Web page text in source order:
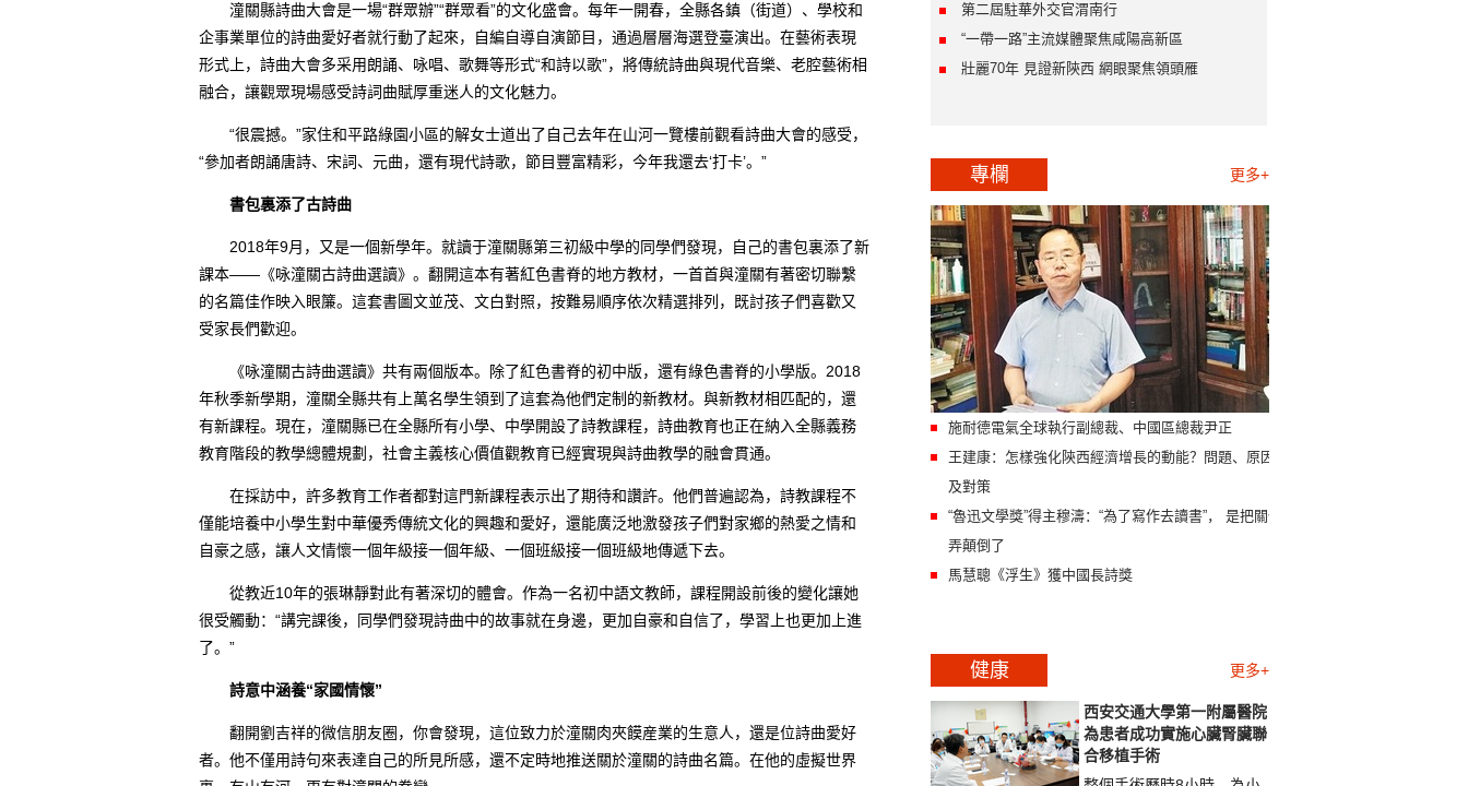
潼關縣詩曲大會是一場“群眾辦”“群眾看”的文化盛會。每年一開春，全縣各鎮（街道）、學校和
企事業單位的詩曲愛好者就行動了起來，自編自導自演節目，通過層層海選登臺演出。在藝術表現
形式上，詩曲大會多采用朗誦、咏唱、歌舞等形式“和詩以歌”，將傳統詩曲與現代音樂、老腔藝術相
融合，讓觀眾現場感受詩詞曲賦厚重迷人的文化魅力。
“很震撼。”家住和平路綠園小區的解女士道出了自己去年在山河一覽樓前觀看詩曲大會的感受，
“參加者朗誦唐詩、宋詞、元曲，還有現代詩歌，節目豐富精彩，今年我還去‘打卡’。”
書包裏添了古詩曲
2018年9月，又是一個新學年。就讀于潼關縣第三初級中學的同學們發現，自己的書包裏添了新
課本——《咏潼關古詩曲選讀》。翻開這本有著紅色書脊的地方教材，一首首與潼關有著密切聯繫
的名篇佳作映入眼簾。這套書圖文並茂、文白對照，按難易順序依次精選排列，既討孩子們喜歡又
受家長們歡迎。
《咏潼關古詩曲選讀》共有兩個版本。除了紅色書脊的初中版，還有綠色書脊的小學版。2018
年秋季新學期，潼關全縣共有上萬名學生領到了這套為他們定制的新教材。與新教材相匹配的，還
有新課程。現在，潼關縣已在全縣所有小學、中學開設了詩教課程，詩曲教育也正在納入全縣義務
教育階段的教學總體規劃，社會主義核心價值觀教育已經實現與詩曲教學的融會貫通。
在採訪中，許多教育工作者都對這門新課程表示出了期待和讚許。他們普遍認為，詩教課程不
僅能培養中小學生對中華優秀傳統文化的興趣和愛好，還能廣泛地激發孩子們對家鄉的熱愛之情和
自豪之感，讓人文情懷一個年級接一個年級、一個班級接一個班級地傳遞下去。
從教近10年的張琳靜對此有著深切的體會。作為一名初中語文教師，課程開設前後的變化讓她
很受觸動：“講完課後，同學們發現詩曲中的故事就在身邊，更加自豪和自信了，學習上也更加上進
了。”
詩意中涵養“家國情懷”
翻開劉吉祥的微信朋友圈，你會發現，這位致力於潼關肉夾饃産業的生意人，還是位詩曲愛好
者。他不僅用詩句來表達自己的所見所感，還不定時地推送關於潼關的詩曲名篇。在他的虛擬世界
第二屆駐華外交官渭南行
“一帶一路”主流媒體聚焦咸陽高新區
壯麗70年 見證新陝西 網眼聚焦領頭雁
專欄 更多+
施耐德電氣全球執行副總裁、中國區總裁尹正
王建康：怎樣強化陝西經濟增長的動能？問題、原因
及對策
“魯迅文學獎”得主穆濤：“為了寫作去讀書”， 是把關係
弄顛倒了
馬慧聰《浮生》獲中國長詩獎
健康 更多+
西安交通大學第一附屬醫院
為患者成功實施心臟腎臟聯
合移植手術